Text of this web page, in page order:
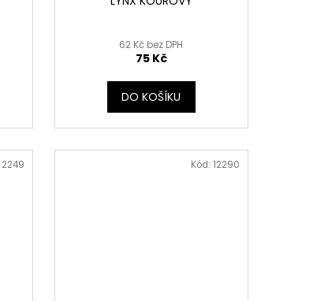
62 Kč bez DPH
75 Kč
DO KOŠÍKU
2249 Kód: 12290